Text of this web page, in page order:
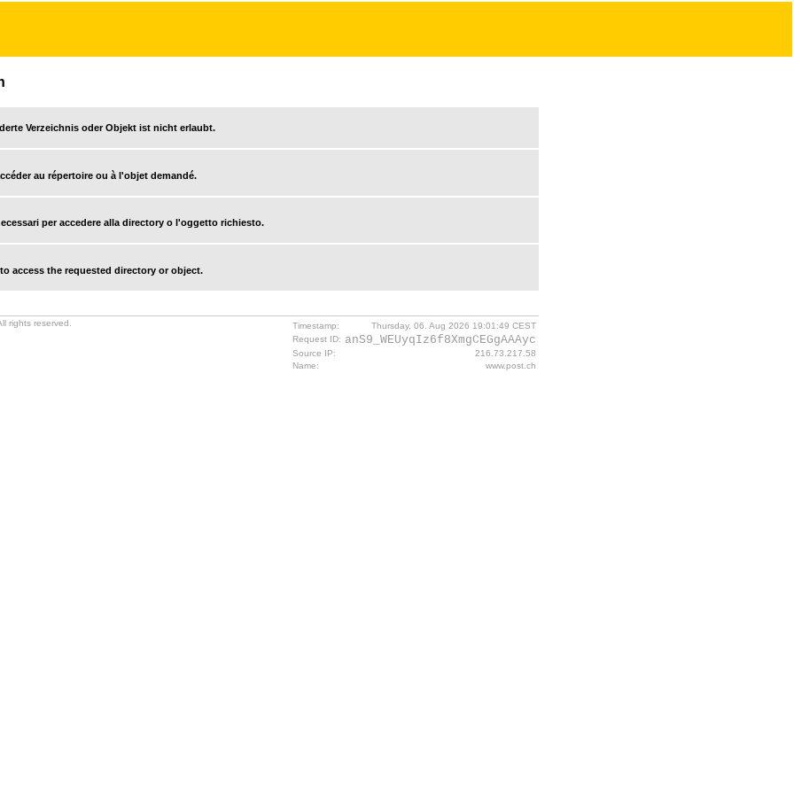
Verzeichnis oder Objekt ist nicht erlaubt.
au répertoire ou à l'objet demandé.
per accedere alla directory o l'oggetto richiesto.
access the requested directory or object.
rights reserved. Timestamp:
Thursday, 06. Aug 2026 19:01:49 CEST
Request ID: anS9_WEUyqIz6f8XmgCEGgAAAyc
Source IP:
216.73.217.58
Name:
www.post.ch